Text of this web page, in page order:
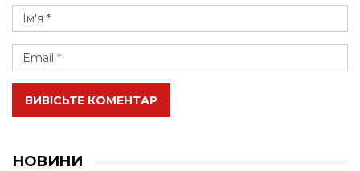
ВИВІСЬТЕ КОМЕНТАР
НОВИНИ